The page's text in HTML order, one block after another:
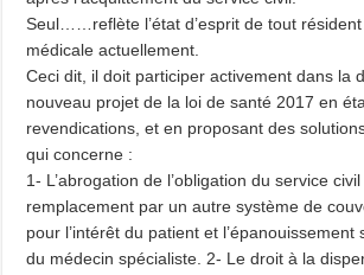
Seul……reflète l’état d’esprit de tout
médicale actuellement.
Ceci dit, il doit participer activement dans la
nouveau projet de la loi de santé 2017 en
revendications, et en proposant des
qui concerne :
1- L’abrogation de l’obligation du service
remplacement par un autre système de
pour l’intérêt du patient et l’épanouissement
du médecin spécialiste. 2- Le droit à la